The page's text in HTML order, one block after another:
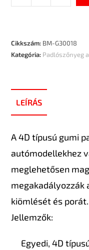
Cikkszám: BM-G30018
Kategória: Padlószőnyeg
LEÍRÁS
A 4D típusú gumi
autómodellekhez
meglehetősen
megakadályozzák
kiömlését és porát.
Jellemzők:
Egyedi, 4D